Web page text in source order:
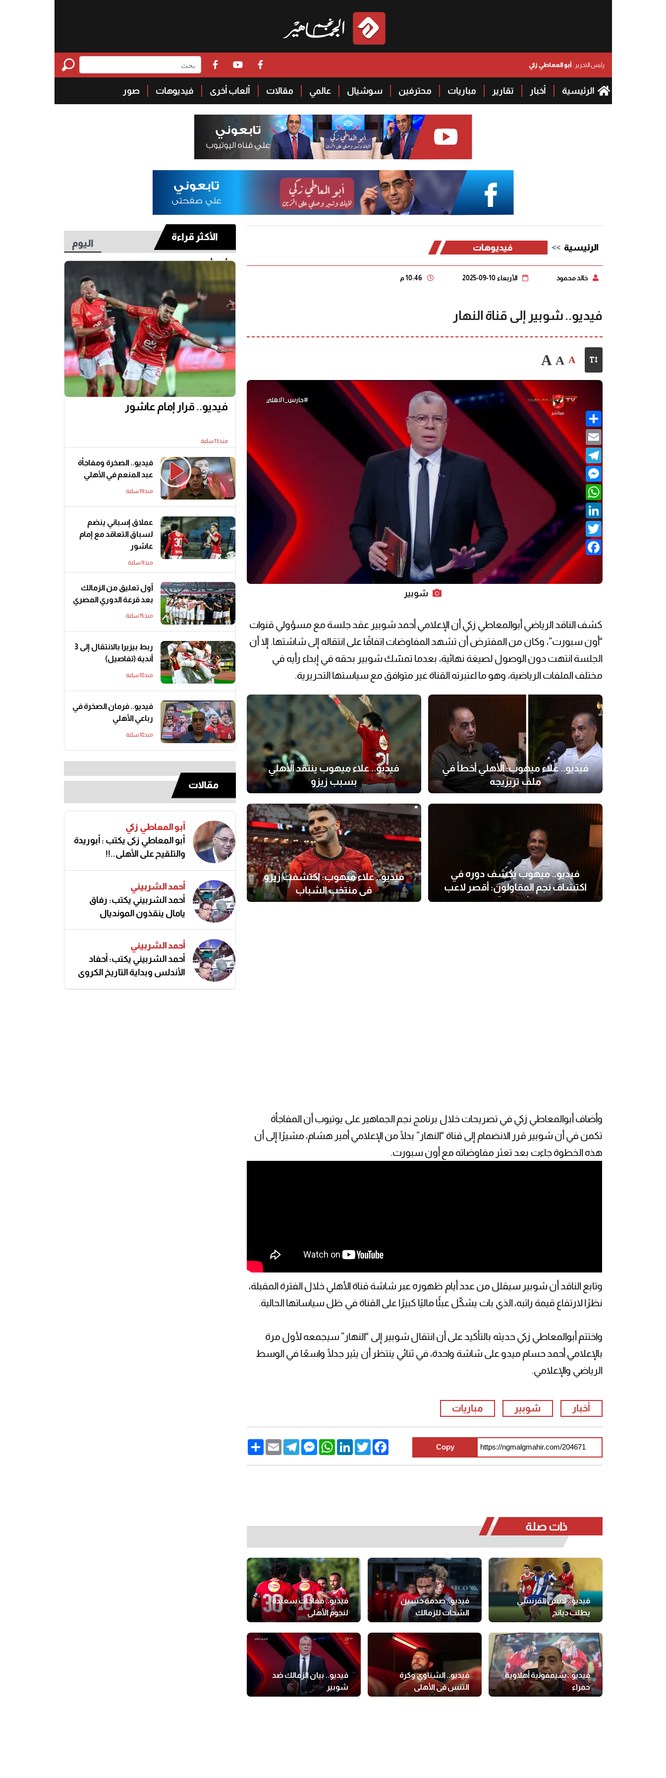
رئيس التحرير :أبو المعاطي زكي
الرئيسية أخبار تقارير مباريات محترفين سوشيال عالمي مقالات ألعاب أخرى فيديوهات صور
الرئيسية فيديوهات
خالد محمود الأربعاء 10-09-2025
فيديو.. شوبير إلى قناة النهار
A
A
A
Share
Email
Telegram
Messenger
WhatsApp
LinkedIn
Twitter
Facebook
شوبير
كشف الناقد الرياضي أبوالمعاطي زكي أن الإعلامي أحمد شوبير عقد جلسة مع مسؤولي قنوات
“أون سبورت”، وكان من المفترض أن تشهد المفاوضات اتفاقًا على انتقاله إلى شاشتها. إلا أن
الجلسة انتهت دون الوصول لصيغة نهائية، بعدما تمسّك شوبير بحقه في إبداء رأيه في
مختلف الملفات الرياضية، وهو ما اعتبرته القناة غير متوافق مع سياستها التحريرية.
فيديو.. علاء ميهوب: الأهلي أخطأ في
ملف تريزيجه
فيديو.. علاء ميهوب ينتقد الأهلي
بسبب زيزو
فيديو.. ميهوب يكشف دوره في
اكتشاف نجم المقاولون: أقصر لاعب
شوفته"
فيديو.. علاء ميهوب: اكتشفت زيزو
في منتخب الشباب
وأضاف أبوالمعاطي زكي في تصريحات خلال برنامج نجم الجماهير على يوتيوب أن المفاجأة
تكمن في أن شوبير قرر الانضمام إلى قناة “النهار” بدلًا من الإعلامي أمير هشام، مشيرًا إلى أن
هذه الخطوة جاءت بعد تعثر مفاوضاته مع أون سبورت.
وتابع الناقد أن شوبير سيقلل من عدد أيام ظهوره عبر شاشة قناة الأهلي خلال الفترة المقبلة،
نظرًا لارتفاع قيمة راتبه، الذي بات يشكّل عبئًا ماليًا كبيرًا على القناة في ظل سياساتها الحالية.
واختتم أبوالمعاطي زكي حديثه بالتأكيد على أن انتقال شوبير إلى “النهار” سيجمعه لأول مرة
بالإعلامي أحمد حسام ميدو على شاشة واحدة، في ثنائي ينتظر أن يثير جدلًا واسعًا في الوسط
الرياضي والإعلامي.
أخبار شوبير مباريات
Copy
ShareEmail
Telegram
MessengerWhatsAppLinkedInTwitter
Facebook
ذات صلة
فيديو.. لانس الفرنسي
يطلب ديانج
فيديو.. صدمة حسين
الشحات للزمالك
فيديو.. مفاجآت سعيدة
لنجوم الأهلي
فيديو.. سيمفونية أهلاوية
حمراء
فيديو.. الشناوي وكرة
التنس في الأهلي
فيديو.. بيان الزمالك ضد
شوبير
الأكثر قراءة
اليوم
أخر أسبوع
فيديو.. قرار إمام عاشور
منذ13 ساعة
فيديو.. الصخرة ومفاجأة
عبد المنعم في الأهلي
منذ19 ساعة
عملاق إسباني ينضم
لسباق التعاقد مع إمام
عاشور
منذ9 ساعة
أول تعليق من الزمالك
بعد قرعة الدوري المصري
منذ15 ساعة
ربط بيزيرا بالانتقال إلى 3
أندية (تفاصيل)
منذ18 ساعة
فيديو.. فرمان الصخرة في
رباعي الأهلي
منذ18 ساعة
مقالات
أبو المعاطي زكي
أبو المعاطي زكى يكتب : أبوريدة
والتلقيح على الأهلى..!!
أحمد الشربيني
أحمد الشربيني يكتب: رفاق
يامال ينقذون المونديال
أحمد الشربيني
أحمد الشربيني يكتب: أحفاد
الأندلس وبداية التاريخ الكروي